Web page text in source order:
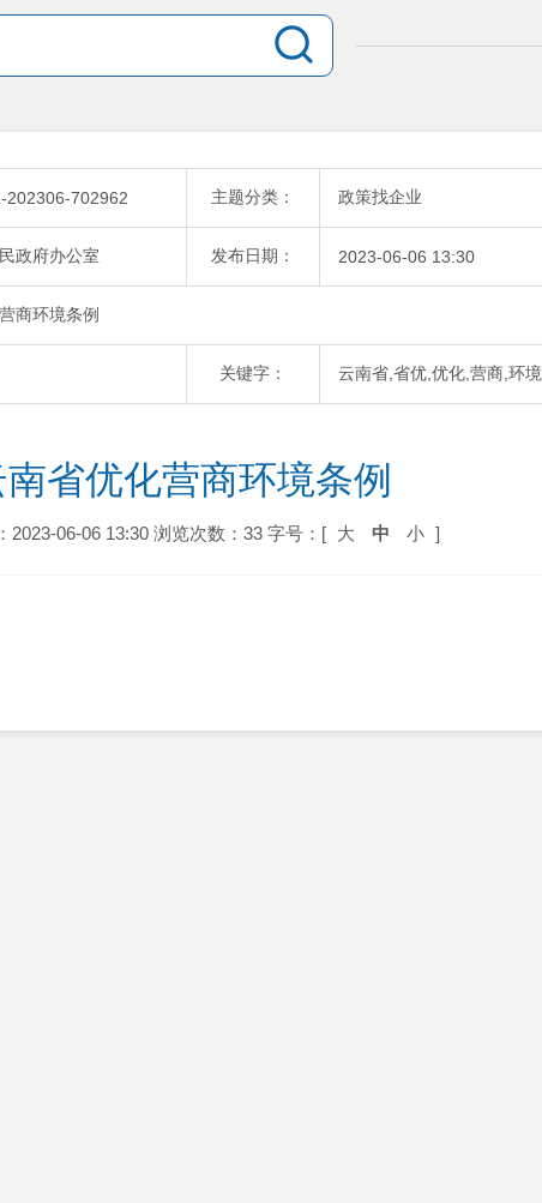
202306-702962 主题分类： 政策找企业
政府办公室 发布日期： 2023-06-06 13:30
商环境条例
关键字： 云南省,省优,优化,营商,环境
南省优化营商环境条例
2023-06-06 13:30 浏览次数：33 字号：[ 大 中 小 ]